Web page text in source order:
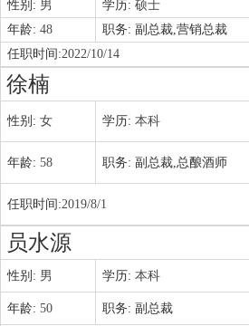
性别: 男 学历: 硕士
年龄: 48 职务: 副总裁,营销总裁
任职时间:2022/10/14
徐楠
性别: 女 学历: 本科
年龄: 58 职务: 副总裁,总酿酒师
任职时间:2019/8/1
员水源
性别: 男 学历: 本科
年龄: 50 职务: 副总裁